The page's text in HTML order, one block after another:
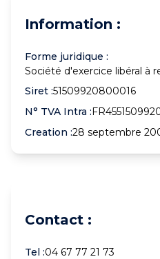
Information :
Forme juridique :
Société d'exercice libéral à
Siret :51509920800016
N° TVA Intra :
Creation :28 septembre
Contact :
Tel :04 67 77 21 73